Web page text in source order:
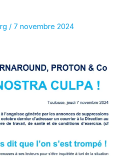
/ 7 novembre 2024